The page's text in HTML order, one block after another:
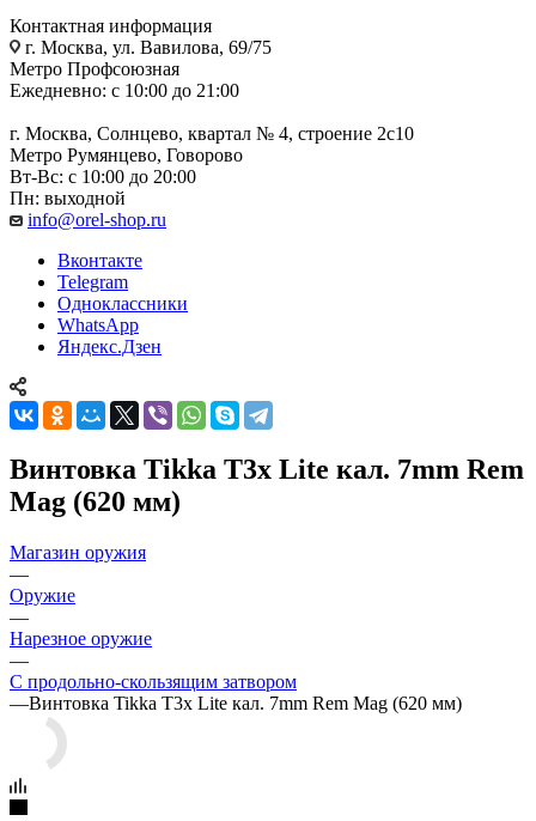
Контактная информация
г. Москва, ул. Вавилова, 69/75
Метро Профсоюзная
Ежедневно: с 10:00 до 21:00
г. Москва, Солнцево, квартал № 4, строение 2с10
Метро Румянцево, Говорово
Вт-Вс: с 10:00 до 20:00
Пн: выходной
info@orel-shop.ru
Вконтакте
Telegram
Одноклассники
WhatsApp
Яндекс.Дзен
Винтовка Tikka T3x Lite кал. 7mm Rem
Mag (620 мм)
Магазин оружия
—
Оружие
—
Нарезное оружие
—
С продольно-скользящим затвором
—Винтовка Tikka T3x Lite кал. 7mm Rem Mag (620 мм)